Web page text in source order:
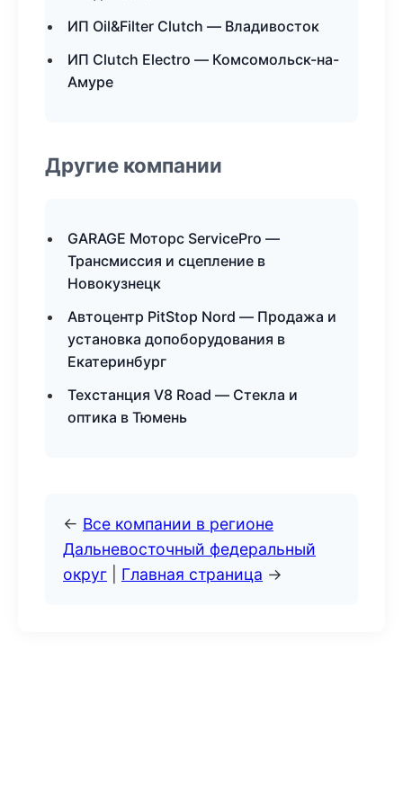
ИП Oil&Filter Clutch — Владивосток
ИП Clutch Electro — Комсомольск-на-
Амуре
Другие компании
GARAGE Моторс ServicePro —
Трансмиссия и сцепление в
Новокузнецк
Автоцентр PitStop Nord — Продажа и
установка допоборудования в
Екатеринбург
Техстанция V8 Road — Стекла и
оптика в Тюмень
← Все компании в регионе
Дальневосточный федеральный
округ
Главная страница →